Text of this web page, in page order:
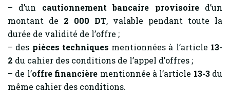
– d’un cautionnement bancaire provisoired’un
montant de 2 000 DT, valable pendant toute la
durée de validité de l’offre ;
– des pièces techniques mentionnées à l’article 13-
2 du cahier des conditions de l’appel d’offres ;
– de l’offre financière mentionnée à l’article 13-3du
même cahier des conditions.